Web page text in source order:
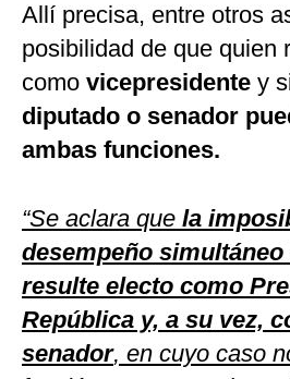
Allí precisa, entre otros
posibilidad de que quien
como vicepresidente y
diputado o senador
ambas funciones.
“Se aclara que la
desempeño
resulte electo como
República y, a su vez,
senador, en cuyo caso